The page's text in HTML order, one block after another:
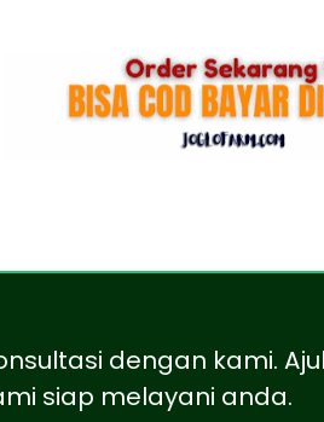
dengan kami.
siap melayani anda.